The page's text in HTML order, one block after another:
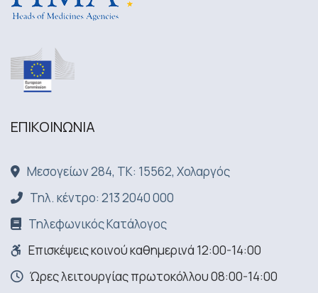
ΕΠΙΚΟΙΝΩΝΙA
Μεσογείων 284, ΤΚ: 15562, Χολαργός
Τηλ. κέντρο: 213 2040 000
Τηλεφωνικός Κατάλογος
Επισκέψεις κοινού καθημερινά 12:00-14:00
Ώρες λειτουργίας πρωτοκόλλου 08:00-14:00